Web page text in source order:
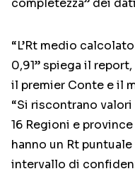
completezza” dei
“L’Rt medio
0,91” spiega il
il premier Conte e il
“Si riscontrano
16 Regioni e
hanno un Rt
intervallo di